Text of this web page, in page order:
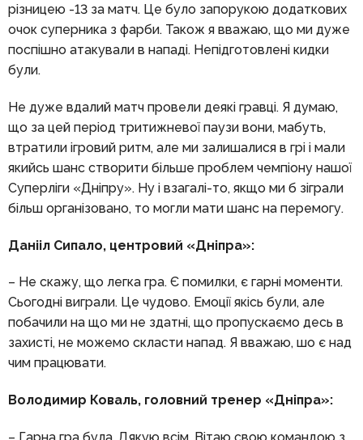
різницею -13 за матч. Це було запорукою додаткових
очок суперника з фарби. Також я вважаю, що ми дуже
поспішно атакували в нападі. Непідготовлені кидки
були.
Не дуже вдалий матч провели деякі гравці. Я думаю,
що за цей період тритижневої паузи вони, мабуть,
втратили ігровий ритм, але ми залишалися в грі і мали
якийсь шанс створити більше проблем чемпіону нашої
Суперліги «Дніпру». Ну і взагалі-то, якщо ми б зіграли
більш організовано, то могли мати шанс на перемогу.
Данііл Сипало, центровий «Дніпра»:
– Не скажу, що легка гра. Є помилки, є гарні моменти.
Сьогодні виграли. Це чудово. Емоції якісь були, але
побачили на що ми не здатні, що пропускаємо десь в
захисті, не можемо скласти напад. Я вважаю, шо є над
чим працювати.
Володимир Коваль, головний тренер «Дніпра»: